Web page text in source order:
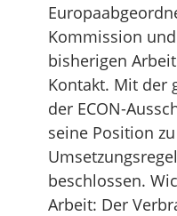
Kommission
bisherigen
Kontakt. Mit der
der ECON-
seine Position
beschlossen.
Arbeit: Der